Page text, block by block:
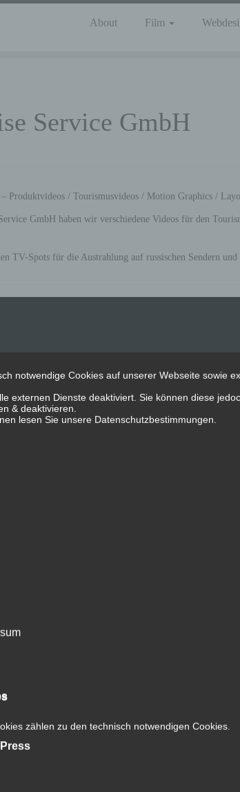
About Film
Service GmbH
– Produktvideos / Tourismusvideos / Motion Graphics /
GmbH haben wir verschiedene Videos für den
TV-Spots für die Austrahlung auf russischen Sendern
notwendige Cookies auf unserer Webseite sowie
externen Dienste deaktiviert. Sie können diese
& deaktivieren.
lesen Sie unsere Datenschutzbestimmungen.
zählen zu den technisch notwendigen Cookies.